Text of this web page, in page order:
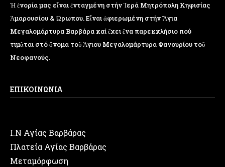
Ἡ ἐνορία μας εἶναι ἐνταγμένη στήν Ἱερά Μητρόπολη Κηφισίας
Ἁμαρουσίου & Ὠρωπου. Εἶναι ἀφιερωμένη στήν Ἅγια
Μεγαλομάρτυρα Βαρβάρα καί ἔχει ἕνα παρεκκλήσιο πού
τιμᾶται στό ὄνομα τοῦ Ἁγιου Μεγαλομάρτυρα Φανουρίου τοῦ
Νεοφανούς.
ΕΠΙΚΟΙΝΩΝΙΑ
Ι.Ν Αγίας Βαρβάρας
Πλατεία Αγίας Βαρβάρας
Μεταμόρφωση